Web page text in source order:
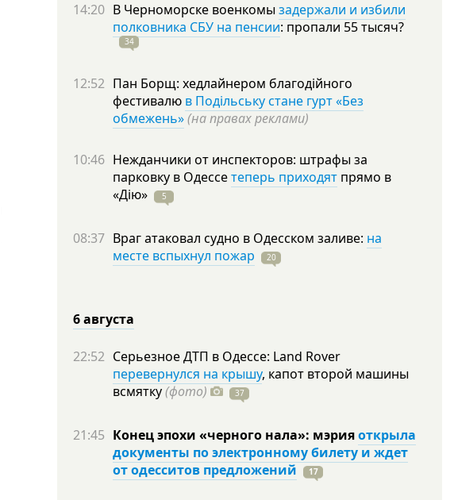
14:20 В Черноморске военкомы задержали и избили
полковника СБУ на пенсии: пропали 55тысяч?
34
12:52 Пан Борщ: хедлайнером благодійного
фестивалю в Подільську стане гурт «Без
обмежень»(на правах реклами)
10:46 Нежданчики от инспекторов: штрафы за
парковку в Одессетеперь приходят прямо в
«Дію»
5
08:37 Враг атаковал судно в Одесском заливе: на
месте вспыхнул пожар
20
6 августа
22:52 Серьезное ДТП в Одессе: Land Rover
перевернулся на крышу, капот второй машины
всмятку(фото) 37
21:45 Конец эпохи «черного нала»: мэрияоткрыла
документы по электронному билету и ждет
от одесситов предложений
17